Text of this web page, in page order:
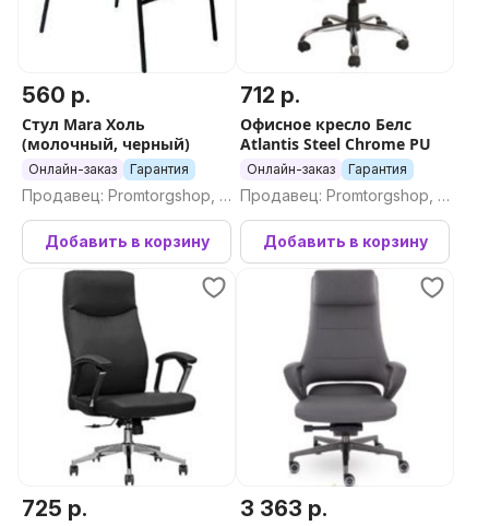
560 р.
Стул Mara Холь
(молочный, черный)
Онлайн-заказ Гарантия
Продавец: Promtorgshop, П
ромторгшоп
Добавить в корзину
712 р.
Офисное кресло Белс
Atlantis Steel Chrome PU
Онлайн-заказ Гарантия
Продавец: Promtorgshop, П
ромторгшоп
Добавить в корзину
725 р. 3 363 р.